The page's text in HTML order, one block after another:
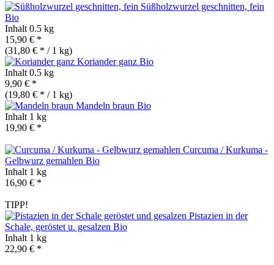
Süßholzwurzel geschnitten, fein
Bio
Inhalt 0.5 kg
15,90 € *
(31,80 € * / 1 kg)
Koriander ganz Bio
Inhalt 0.5 kg
9,90 € *
(19,80 € * / 1 kg)
Mandeln braun Bio
Inhalt 1 kg
19,90 € *
Curcuma / Kurkuma -
Gelbwurz gemahlen Bio
Inhalt 1 kg
16,90 € *
TIPP!
Pistazien in der
Schale, geröstet u. gesalzen Bio
Inhalt 1 kg
22,90 € *